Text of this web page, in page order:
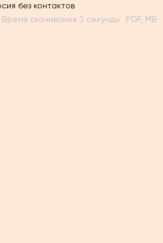
без контактов
Время скачивания 3 секунды
PDF, MB